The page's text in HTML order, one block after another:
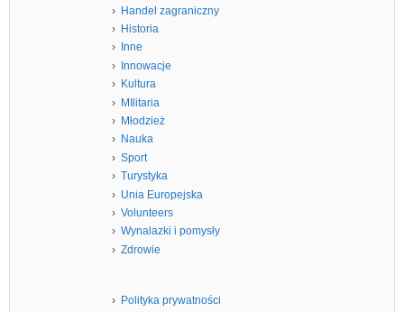
Handel zagraniczny
Historia
Inne
Innowacje
Kultura
MIlitaria
Młodzież
Nauka
Sport
Turystyka
Unia Europejska
Volunteers
Wynalazki i pomysły
Zdrowie
Polityka prywatności